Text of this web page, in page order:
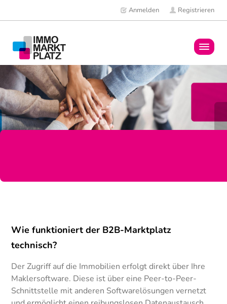
Anmelden Registrieren
Home
Immobilien
Mitglieder
Wie funktioniert der B2B-Marktplatz
technisch?
Der Zugriff auf die Immobilien erfolgt direkt über Ihre
Maklersoftware. Diese ist über eine Peer-to-Peer-
Schnittstelle mit anderen Softwarelösungen vernetzt